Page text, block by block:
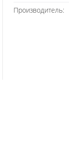
Производитель: